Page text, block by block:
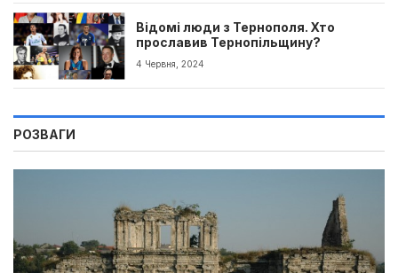
Відомі люди з Тернополя. Хто
прославив Тернопільщину?
4 Червня, 2024
РОЗВАГИ